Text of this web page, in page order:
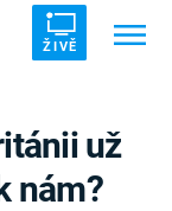
ŽIVĚ
už
nám?